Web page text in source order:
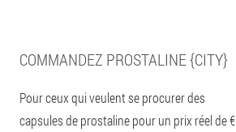
COMMANDEZ PROSTALINE {CITY}
Pour ceux qui veulent se procurer des
capsules de prostaline pour un prix réel de €